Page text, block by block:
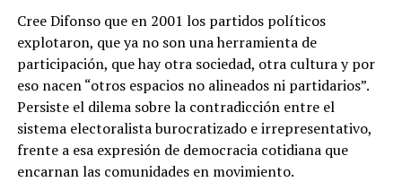
Cree Difonso que en 2001 los partidos políticos
explotaron, que ya no son una herramienta de
participación, que hay otra sociedad, otra cultura y por
eso nacen “otros espacios no alineados ni partidarios”.
Persiste el dilema sobre la contradicción entre el
sistema electoralista burocratizado e irrepresentativo,
frente a esa expresión de democracia cotidiana que
encarnan las comunidades en movimiento.